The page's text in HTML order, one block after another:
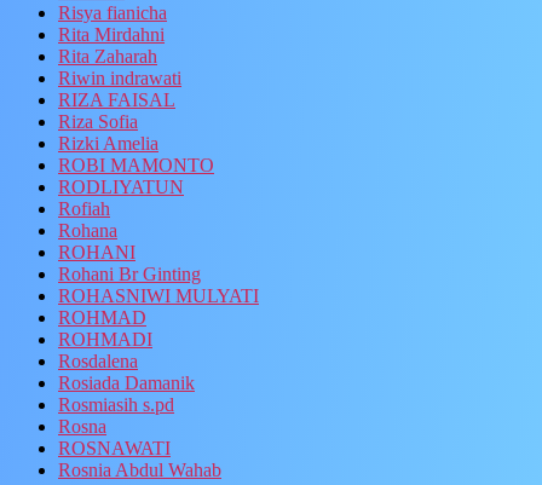
Risya fianicha
Rita Mirdahni
Rita Zaharah
Riwin indrawati
RIZA FAISAL
Riza Sofia
Rizki Amelia
ROBI MAMONTO
RODLIYATUN
Rofiah
Rohana
ROHANI
Rohani Br Ginting
ROHASNIWI MULYATI
ROHMAD
ROHMADI
Rosdalena
Rosiada Damanik
Rosmiasih s.pd
Rosna
ROSNAWATI
Rosnia Abdul Wahab